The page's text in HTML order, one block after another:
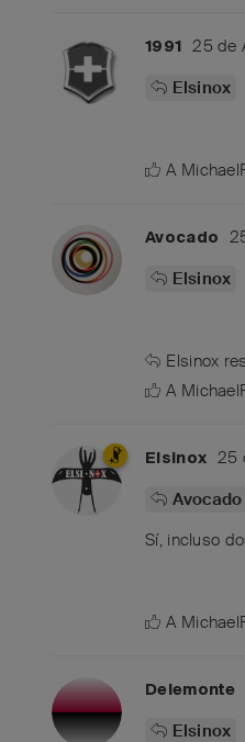
1991 25 de
Elsinox
A
Avocado
Elsinox
Elsinox
A
Elsinox 25
Avocado
Sí, incluso
A
Delemonte
Elsinox